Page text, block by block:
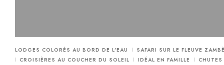
LODGES COLORÉS AU BORD DE L'EAU
SAFARI SUR LE FLEUVE
CROISIÈRES AU COUCHER DU SOLEIL
IDÉAL EN FAMILLE
CHUTES